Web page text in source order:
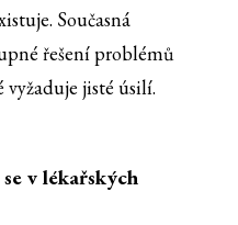
Současná
řešení problémů
jisté úsilí.
v lékařských